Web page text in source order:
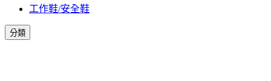
工作鞋/安全鞋
分類